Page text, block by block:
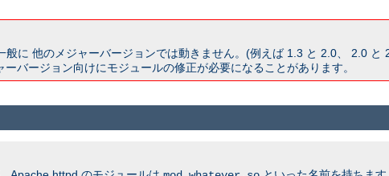
に 他のメジャーバージョンでは動きません。(例えば 1.3 と 2.0、 2.0 と
バージョン向けにモジュールの修正が必要になることがあります。